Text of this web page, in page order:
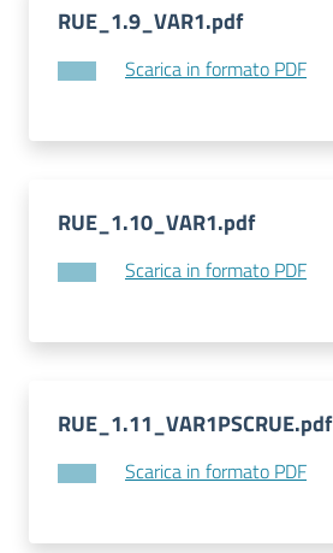
RUE_1.9_VAR1.pdf
Scarica in formato PDF
RUE_1.10_VAR1.pdf
Scarica in formato PDF
RUE_1.11_VAR1PSCRUE.pdf
Scarica in formato PDF